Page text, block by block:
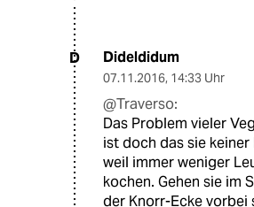
D Dideldidum
07.11.2016, 14:33 Uhr
@Traverso:
Das Problem vieler
ist doch das sie keiner
weil immer weniger
kochen. Gehen sie im
der Knorr-Ecke vorbei